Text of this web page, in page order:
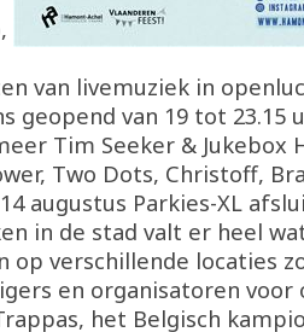
van livemuziek in
geopend van 19 tot 23.15
Tim Seeker & Jukebox
Two Dots, Christoff,
augustus Parkies-XL
in de stad valt er heel
op verschillende locaties
en organisatoren voor
het Belgisch